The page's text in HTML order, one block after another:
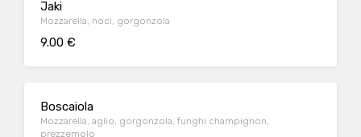
Jaki
Mozzarella, noci, gorgonzola
9.00 €
Boscaiola
Mozzarella, aglio, gorgonzola, funghi champignon,
prezzemolo